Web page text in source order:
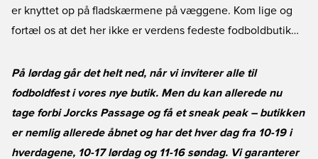
er knyttet op på fladskærmene på væggene. Kom lige og
fortæl os at det her ikke er verdens fedeste fodboldbutik…
På lørdag går det helt ned, når vi inviterer alle til
fodboldfest i vores nye butik. Men du kan allerede nu
tage forbi Jorcks Passage og få et sneak peak – butikken
er nemlig allerede åbnet og har det hver dag fra 10-19 i
hverdagene, 10-17 lørdag og 11-16 søndag. Vi garanterer